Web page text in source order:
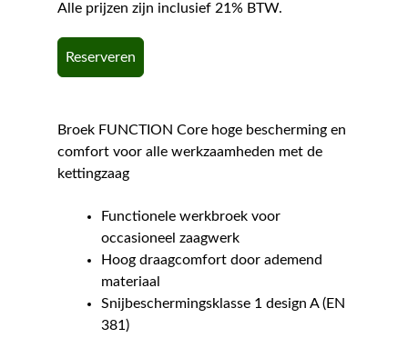
Alle prijzen zijn inclusief 21% BTW.
Reserveren
Broek FUNCTION Core hoge bescherming en
comfort voor alle werkzaamheden met de
kettingzaag
Functionele werkbroek voor
occasioneel zaagwerk
Hoog draagcomfort door ademend
materiaal
Snijbeschermingsklasse 1 design A (EN
381)